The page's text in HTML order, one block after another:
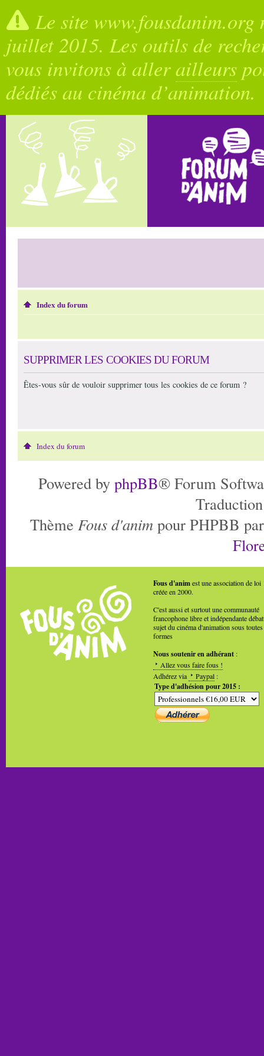
Le site
juillet 2015. Les outils de
vous invitons à allerailleurs
dédiés au cinéma d’animation.
Index du forum
SUPPRIMER LES COOKIES DU FORUM
Êtes-vous sûr de vouloir supprimer tous les cookies de ce forum ?
Index du forum
Powered by phpBB® Forum
Thème Fous d'anim pour PHPBB
Fous d'animest une association de loi
créée en 2000.
C'est aussi et surtout une communauté
francophone libre et indépendante
sujet du cinéma d'animation sous toutes
formes
Nous soutenir en adhérant :
Allez vous faire fous !
Adhérez via
Paypal :
Type d'adhésion pour 2015 :